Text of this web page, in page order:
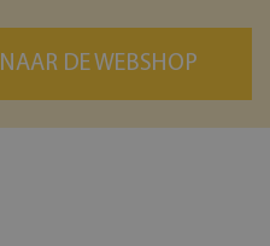
NAAR DE WEBSHOP